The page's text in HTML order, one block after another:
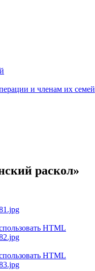
и членам их семей
раскол»
HTML
HTML